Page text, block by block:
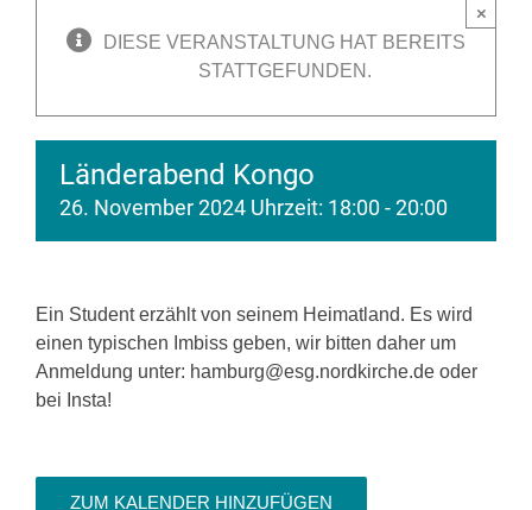
DIESE VERANSTALTUNG HAT BEREITS
STATTGEFUNDEN.
×
Länderabend Kongo
26. November 2024 Uhrzeit: 18:00-20:00
Ein Student erzählt von seinem Heimatland. Es wird
einen typischen Imbiss geben, wir bitten daher um
Anmeldung unter: hamburg@esg.nordkirche.de oder
bei Insta!
ZUM KALENDER HINZUFÜGEN